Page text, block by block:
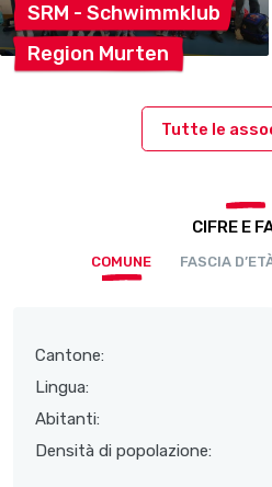
SRM - Schwimmklub
Region Murten
Tutte le
CIFRE E
COMUNE FASCIA
Cantone:
Lingua:
Abitanti:
Densità di popolazione: